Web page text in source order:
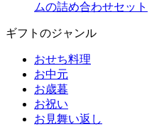
ムの詰め合わせセット
ギフトのジャンル
おせち料理
お中元
お歳暮
お祝い
お見舞い返し